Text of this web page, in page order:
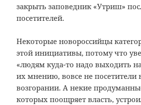
закрыть заповедник «Утриш»
посетителей.
Некоторые новороссийцы
этой инициативы, потому что
«людям куда-то надо выходить
их мнению, вовсе не посетители
возгорании. А некие
которых поощряет власть,